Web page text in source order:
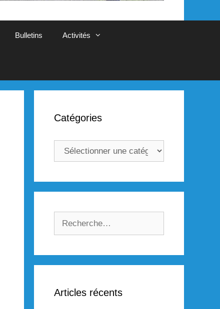
Bulletins Activités
Catégories
Catégories
Articles récents